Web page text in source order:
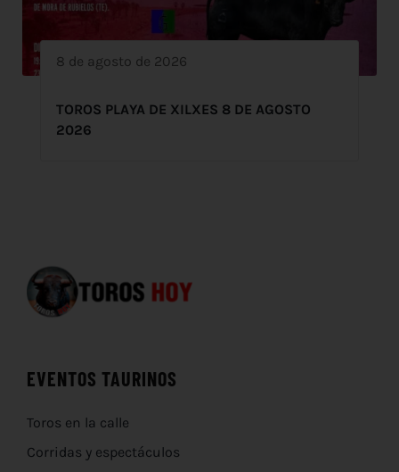
8 de agosto de 2026
TOROS PLAYA DE XILXES 8 DE AGOSTO
2026
EVENTOS TAURINOS
Toros en la calle
Corridas y espectáculos